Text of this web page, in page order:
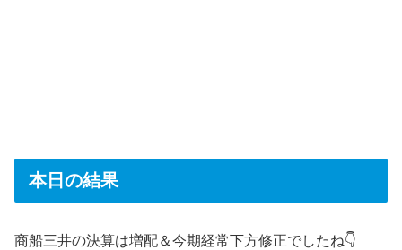
本日の結果
商船三井の決算は増配＆今期経常下方修正でしたね👇